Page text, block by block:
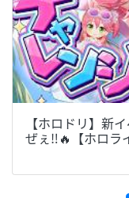
【ホロドリ】新
ぜぇ‼🔥【ホロラ